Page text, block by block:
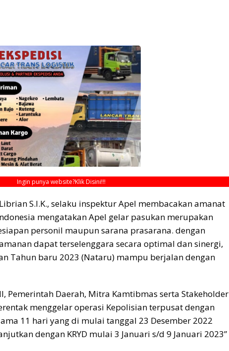
Ingin punya website?Klik Disini!!!
S.I.K., selaku inspektur Apel membacakan amanat
mengatakan Apel gelar pasukan merupakan
personil maupun sarana prasarana. dengan
dapat terselenggara secara optimal dan sinergi,
Tahun baru 2023 (Nataru) mampu berjalan dengan
Pemerintah Daerah, Mitra Kamtibmas serta Stakeholder
menggelar operasi Kepolisian terpusat dengan
11 hari yang di mulai tanggal 23 Desember 2022
dengan KRYD mulai 3 Januari s/d 9 Januari 2023”